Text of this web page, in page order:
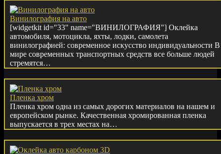
Винилография на авто
[widgetkit id="33" name="ВИНИЛОГРАФИЯ"] Оклейка
автомобиля, мотоцикла, яхты, лодки, самолета
винилографией: современное искусство индивидуальности В
мире современных транспортных средств все больше людей
стремятся…
Пленка хром
Пленка хром одна из самых дорогих материалов на нашем и
европейском рынке. Качественная хромированная пленка
выпускается в трех местах на…